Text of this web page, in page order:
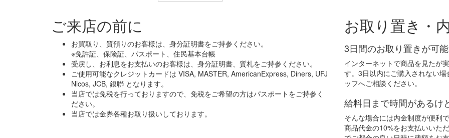
ご来店の前に
お買取り、質預りのお客様は、身分証明書をご持参ください。
※免許証、保険証、パスポート、住民基本台帳
受戻し、お利息をお支払いのお客様は、身分証明書、質札をご持参ください。
ご使用可能なクレジットカードは VISA, MASTER, AmericanExpress, Diners, UFJ
Nicos, JCB, 銀聯 となります。
当店では免税を行っておりますので、免税をご希望の方はパスポートをご持参く
ださい。
当店では金券各種お取り扱いしております。
お取り置き・
3日間のお取り置きが可能
インターネットで商品を見たが
す。3日以内にご購入されない
ッフへご相談ください。
給料日まで時間があるけ
そんな場合には内金制度が便利で
商品代金の10%をお支払いいた